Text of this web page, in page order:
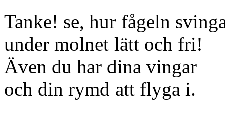
Tanke! se, hur fågeln
under molnet lätt och fri!
Även du har dina vingar
och din rymd att flyga i.